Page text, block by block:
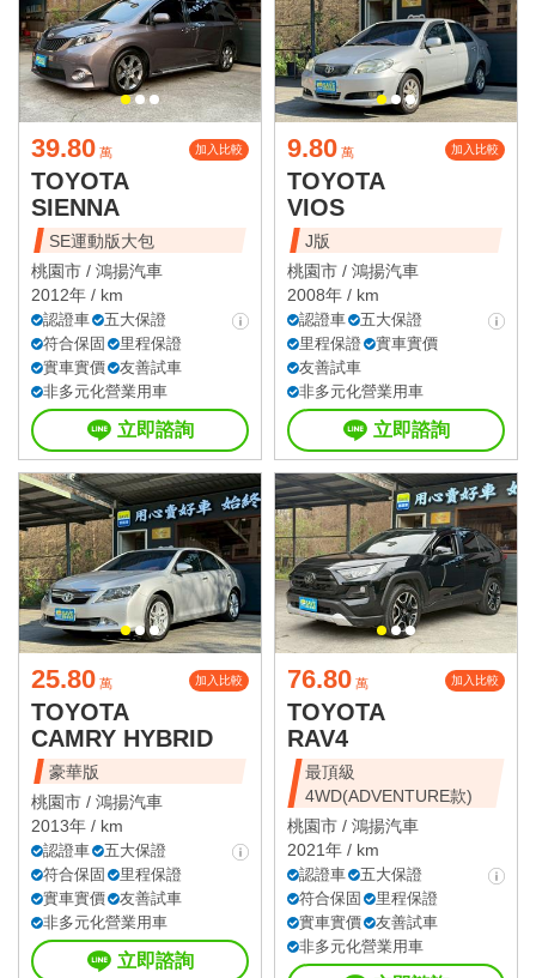
39.80 萬 加入比較
TOYOTA
SIENNA
SE運動版大包
桃園市 / 鴻揚汽車
2012年 / km
認證車
五大保證
符合保固
里程保證
實車實價
友善試車
非多元化營業用車
立即諮詢
9.80 萬 加入比較
TOYOTA
VIOS
J版
桃園市 / 鴻揚汽車
2008年 / km
認證車
五大保證
里程保證
實車實價
友善試車
非多元化營業用車
立即諮詢
25.80 萬 加入比較
TOYOTA
CAMRY HYBRID
豪華版
桃園市 / 鴻揚汽車
2013年 / km
認證車
五大保證
符合保固
里程保證
實車實價
友善試車
非多元化營業用車
立即諮詢
76.80 萬 加入比較
TOYOTA
RAV4
最頂級
4WD(ADVENTURE款)
桃園市 / 鴻揚汽車
2021年 / km
認證車
五大保證
符合保固
里程保證
實車實價
友善試車
非多元化營業用車